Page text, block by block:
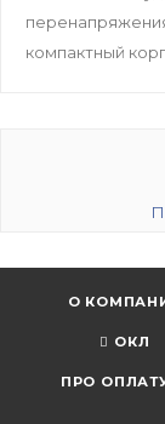
компактный
О
ОКЛ
ПРО